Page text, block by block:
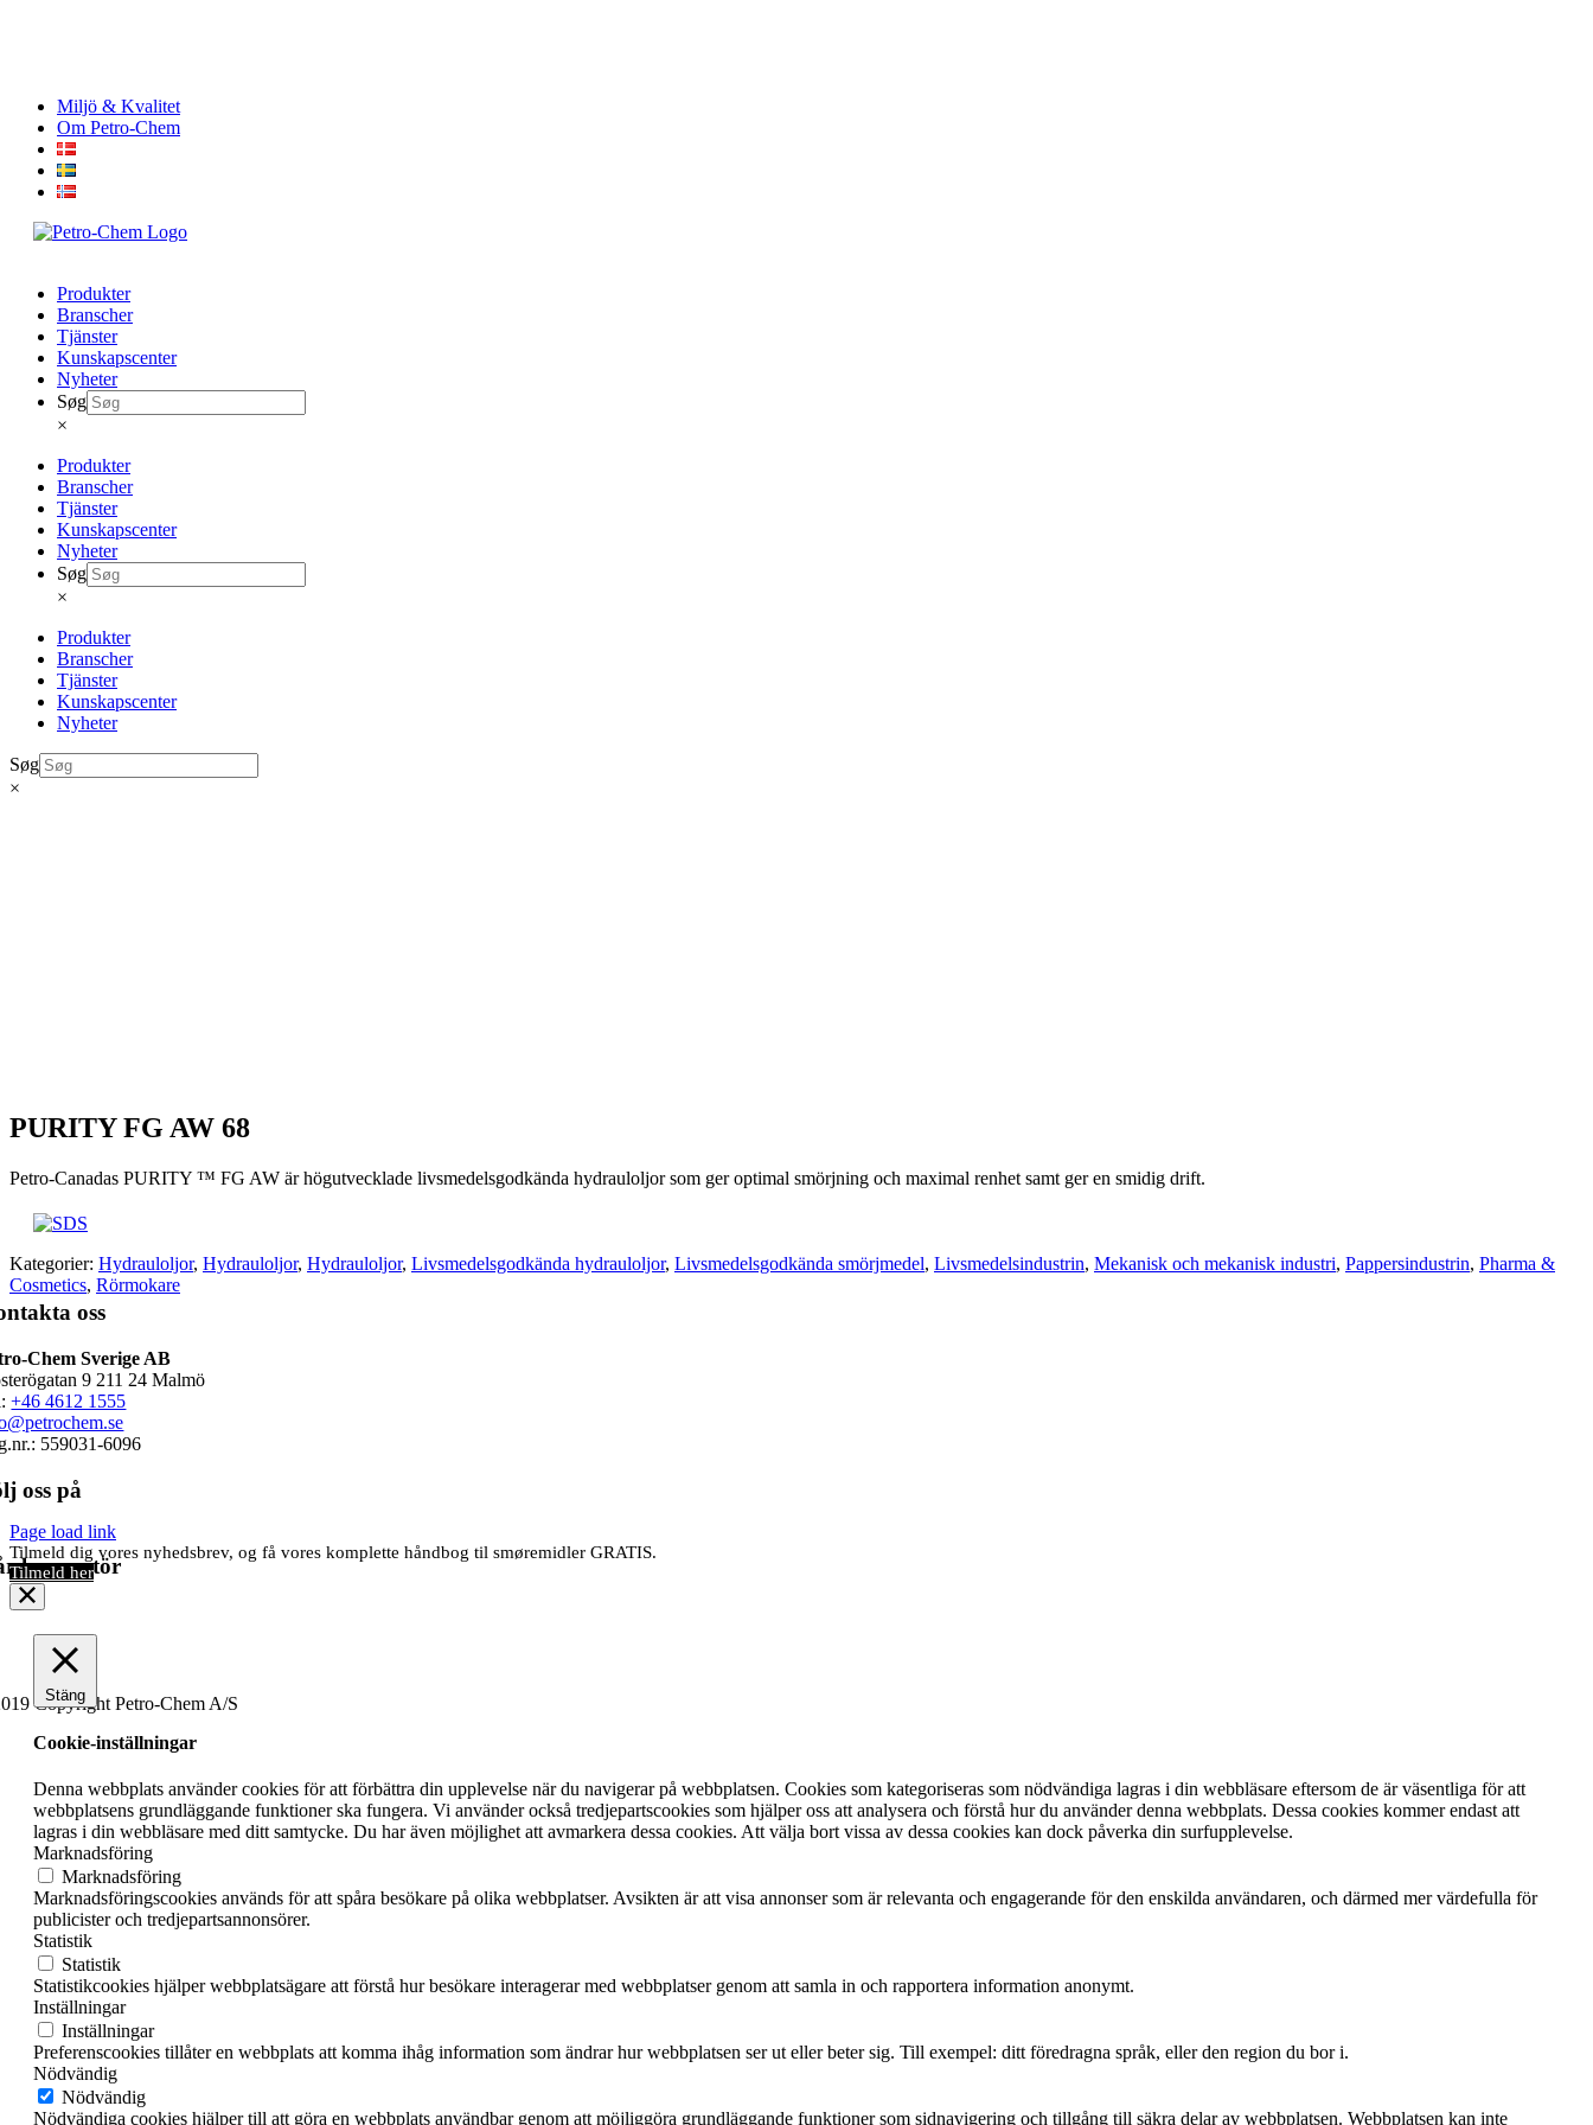
content
Miljö & Kvalitet
Om Petro-Chem
Produkter
Branscher
Tjänster
Kunskapscenter
Nyheter
Søg
×
Produkter
Branscher
Tjänster
Kunskapscenter
Nyheter
Søg
×
Produkter
Branscher
Tjänster
Kunskapscenter
Nyheter
Søg
×
PURITY FG AW 68
Petro-Canadas PURITY ™ FG AW är högutvecklade livsmedelsgodkända hydrauloljor som ger optimal smörjning och maximal renhet samt ger en smidig drift.
Kategorier: Hydrauloljor, Hydrauloljor, Hydrauloljor, Livsmedelsgodkända hydrauloljor, Livsmedelsgodkända smörjmedel, Livsmedelsindustrin, Mekanisk och mekanisk industri, Pappersindustrin, Pharma &
Cosmetics, Rörmokare
oss
Chem Sverige AB
9 211 24 Malmö
+46 4612 1555
559031-6096
oss på
leverantör
Copyright Petro-Chem A/S
Page load link
Tilmeld dig vores nyhedsbrev, og få vores komplette håndbog til smøremidler GRATIS.
Tilmeld her
Stäng
Cookie-inställningar
Denna webbplats använder cookies för att förbättra din upplevelse när du navigerar på webbplatsen. Cookies som kategoriseras som nödvändiga lagras i din webbläsare eftersom de är väsentliga för att
webbplatsens grundläggande funktioner ska fungera. Vi använder också tredjepartscookies som hjälper oss att analysera och förstå hur du använder denna webbplats. Dessa cookies kommer endast att
lagras i din webbläsare med ditt samtycke. Du har även möjlighet att avmarkera dessa cookies. Att välja bort vissa av dessa cookies kan dock påverka din surfupplevelse.
Marknadsföring
Marknadsföring
Marknadsföringscookies används för att spåra besökare på olika webbplatser. Avsikten är att visa annonser som är relevanta och engagerande för den enskilda användaren, och därmed mer värdefulla för
publicister och tredjepartsannonsörer.
Statistik
Statistik
Statistikcookies hjälper webbplatsägare att förstå hur besökare interagerar med webbplatser genom att samla in och rapportera information anonymt.
Inställningar
Inställningar
Preferenscookies tillåter en webbplats att komma ihåg information som ändrar hur webbplatsen ser ut eller beter sig. Till exempel: ditt föredragna språk, eller den region du bor i.
Nödvändig
Nödvändig
Nödvändiga cookies hjälper till att göra en webbplats användbar genom att möjliggöra grundläggande funktioner som sidnavigering och tillgång till säkra delar av webbplatsen. Webbplatsen kan inte